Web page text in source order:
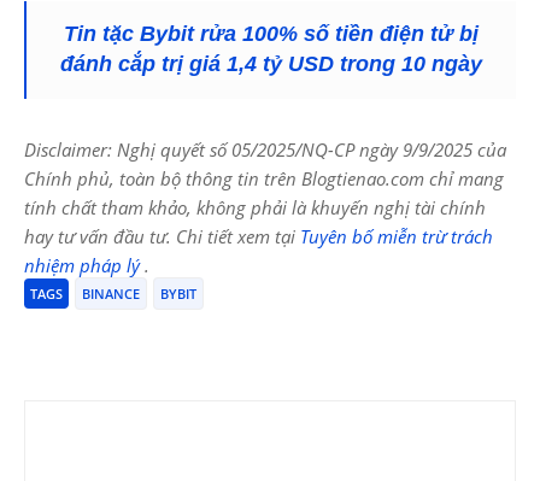
Tin tặc Bybit rửa 100% số tiền điện tử bị
đánh cắp trị giá 1,4 tỷ USD trong 10 ngày
Disclaimer: Nghị quyết số 05/2025/NQ-CP ngày 9/9/2025 của
Chính phủ, toàn bộ thông tin trên Blogtienao.com chỉ mang
tính chất tham khảo, không phải là khuyến nghị tài chính
hay tư vấn đầu tư. Chi tiết xem tại Tuyên bố miễn trừ trách
nhiệm pháp lý.
TAGS BINANCE BYBIT